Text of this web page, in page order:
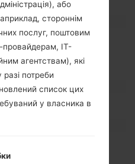
GPRS
-
TFT
128 x 160 пікселів
256K кольорів
клавіатура
Зємний Li-Ion 830 mAh
Так
або
стороннім
послуг, поштовим
провайдерам, ІТ-
агентствам), які
потреби
список цих
у власника в